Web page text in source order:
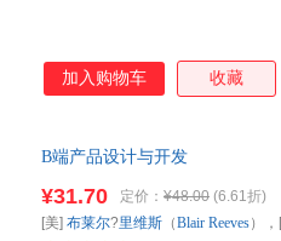
加入购物车 收藏
B端产品设计与开发
¥31.70 定价： ¥48.00 (6.61折)
[美] 布莱尔?里维斯 （Blair Reeves）